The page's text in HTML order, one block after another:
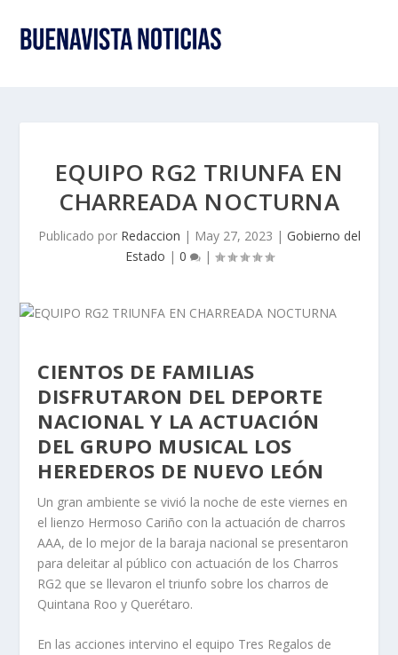
EQUIPO RG2 TRIUNFA EN
CHARREADA NOCTURNA
Publicado por Redaccion | May 27, 2023 | Gobierno del
Estado | 0 |
CIENTOS DE FAMILIAS
DISFRUTARON DEL DEPORTE
NACIONAL Y LA ACTUACIÓN
DEL GRUPO MUSICAL LOS
HEREDEROS DE NUEVO LEÓN
Un gran ambiente se vivió la noche de este viernes en
el lienzo Hermoso Cariño con la actuación de charros
AAA, de lo mejor de la baraja nacional se presentaron
para deleitar al público con actuación de los Charros
RG2 que se llevaron el triunfo sobre los charros de
Quintana Roo y Querétaro.
En las acciones intervino el equipo Tres Regalos de